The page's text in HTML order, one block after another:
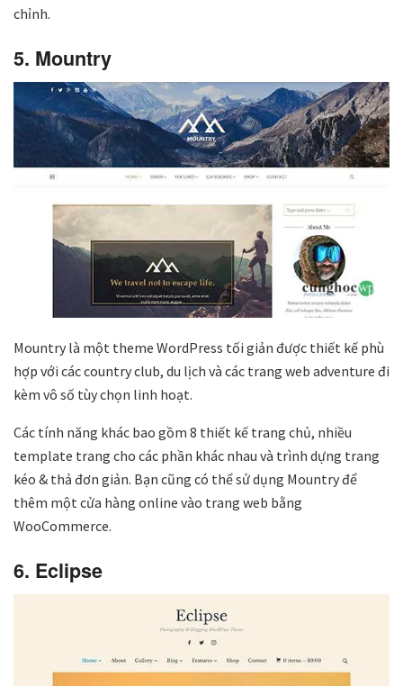
chỉnh.
5. Mountry
Mountry là một theme WordPress tối giản được thiết kế phù
hợp với các country club, du lịch và các trang web adventure đi
kèm vô số tùy chọn linh hoạt.
Các tính năng khác bao gồm 8 thiết kế trang chủ, nhiều
template trang cho các phần khác nhau và trình dựng trang
kéo & thả đơn giản. Bạn cũng có thể sử dụng Mountry để
thêm một cửa hàng online vào trang web bằng
WooCommerce.
6. Eclipse